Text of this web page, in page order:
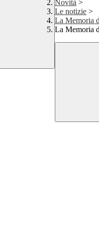
Novità >
Le notizie >
La Memoria
La Memoria